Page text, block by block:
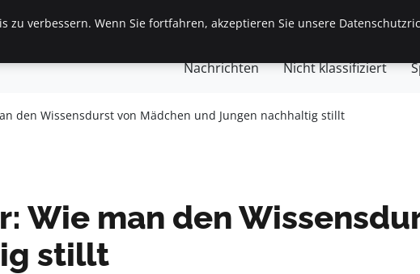
Allgemein Finanzen & Immobilien Frauen / Mode
Nachrichten Nicht klassifiziert
den Wissensdurst von Mädchen und Jungen nachhaltig stillt
Wie man den
stillt
zu verbessern. Wenn Sie fortfahren, akzeptieren Sie unsere